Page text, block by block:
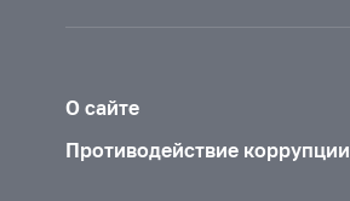
О сайте
Противодействие коррупции